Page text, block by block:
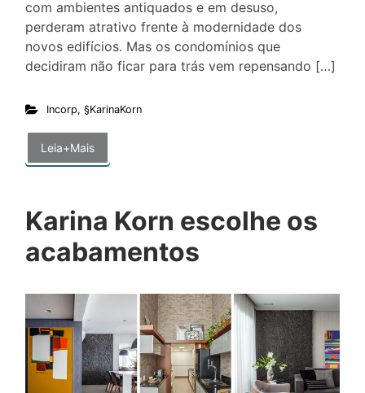
com ambientes antiquados e em desuso,
perderam atrativo frente à modernidade dos
novos edifícios. Mas os condomínios que
decidiram não ficar para trás vem repensando […]
Incorp, §KarinaKorn
Leia+Mais
Karina Korn escolhe os
acabamentos